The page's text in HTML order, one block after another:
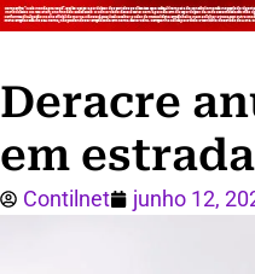
Deracre
em estrada
Contilnet junho 12,